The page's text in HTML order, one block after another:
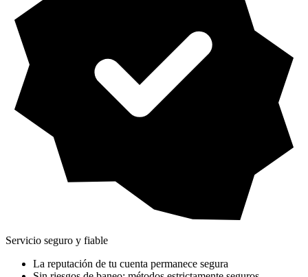
Servicio seguro y fiable
La reputación de tu cuenta permanece segura